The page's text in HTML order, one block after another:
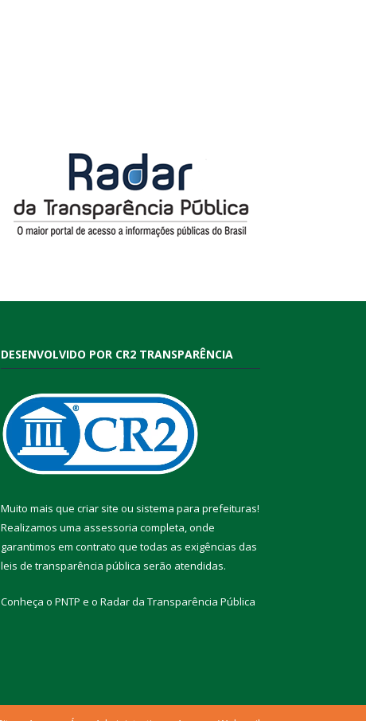
DESENVOLVIDO POR CR2 TRANSPARÊNCIA
Muito mais que criar site ou sistema para prefeituras!
Realizamos uma assessoria completa, onde
garantimos em contrato que todas as exigências das
leis de transparência pública serão atendidas.
Conheça o PNTP e o Radar da Transparência Pública